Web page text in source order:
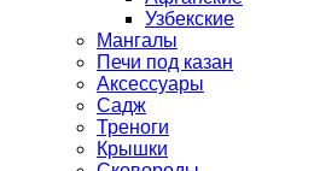
Узбекские
Мангалы
Печи под казан
Аксессуары
Садж
Треноги
Крышки